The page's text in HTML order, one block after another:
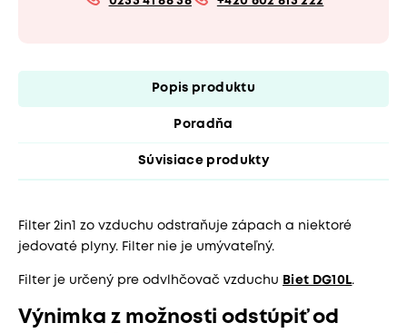
Popis produktu
Poradňa
Súvisiace produkty
Filter 2in1 zo vzduchu odstraňuje zápach a niektoré
jedovaté plyny. Filter nie je umývateľný.
Filter je určený pre odvlhčovač vzduchu Biet DG10L.
Výnimka z možnosti odstúpiť od